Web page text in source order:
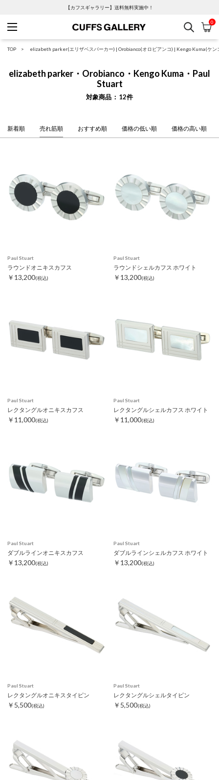
【カフスギャラリー】送料無料実施中！
Cuffs Gallery
検索 カ
0
TOP elizabeth parker(エリザベスパーカー) | Orobianco(オロビアンコ) | Kengo Kuma(ケン
elizabeth parker・Orobianco・Kengo Kuma・Paul
Stuart
対象商品 12件
新着順 売れ筋順 おすすめ順 価格の低い順 価格の高い順
Paul Stuart
ラウンドオニキスカフス
￥13,200(税込)
Paul Stuart
ラウンドシェルカフス ホワイト
￥13,200(税込)
Paul Stuart
レクタングルオニキスカフス
￥11,000(税込)
Paul Stuart
レクタングルシェルカフス ホワイト
￥11,000(税込)
Paul Stuart
ダブルラインオニキスカフス
￥13,200(税込)
Paul Stuart
ダブルラインシェルカフス ホワイト
￥13,200(税込)
Paul Stuart
レクタングルオニキスタイピン
￥5,500(税込)
Paul Stuart
レクタングルシェルタイピン
￥5,500(税込)